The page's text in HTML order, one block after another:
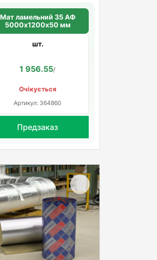
Мат ламельний 35 АФ
5000х1200х50 мм
шт.
1 956.55/
Очікується
Артикул: 364860
Предзаказ